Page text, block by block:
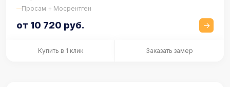
Просам + Мосрентген
от 10 720 руб.
Купить в 1 клик Заказать замер